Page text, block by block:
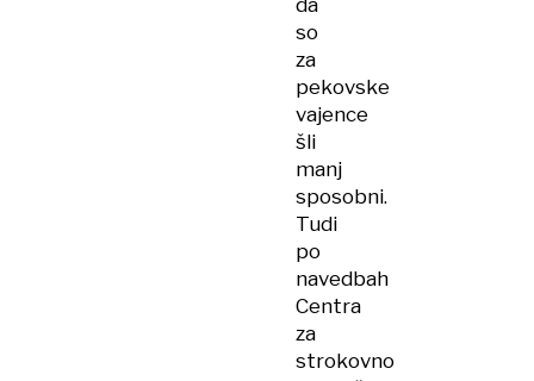
da
so
za
pekovske
vajence
šli
manj
sposobni.
Tudi
po
navedbah
Centra
za
strokovno